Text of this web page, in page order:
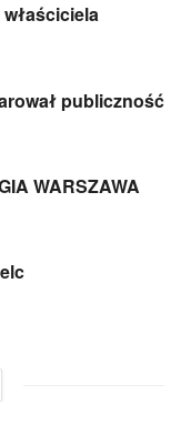
publiczność
WARSZAWA